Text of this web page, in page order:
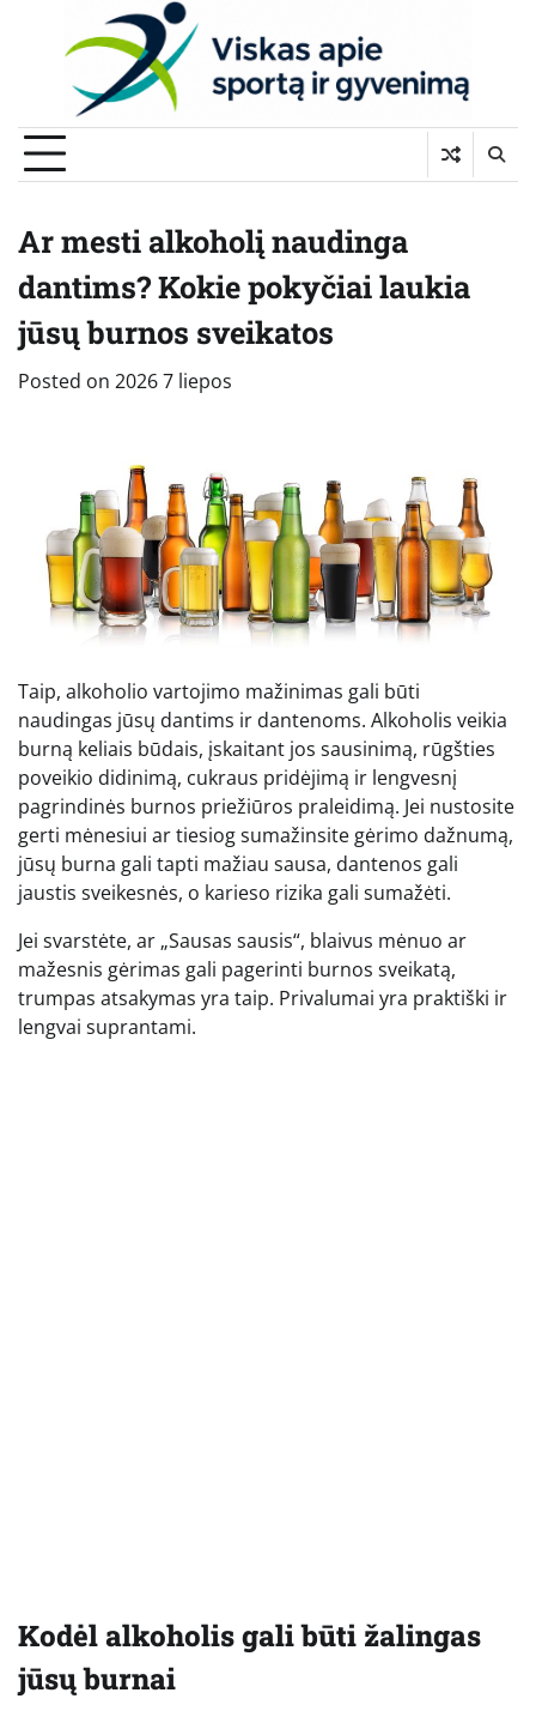
Ar mesti alkoholį naudinga
dantims? Kokie pokyčiai laukia
jūsų burnos sveikatos
Posted on 2026 7 liepos
Taip, alkoholio vartojimo mažinimas gali būti
naudingas jūsų dantims ir dantenoms. Alkoholis veikia
burną keliais būdais, įskaitant jos sausinimą, rūgšties
poveikio didinimą, cukraus pridėjimą ir lengvesnį
pagrindinės burnos priežiūros praleidimą. Jei nustosite
gerti mėnesiui ar tiesiog sumažinsite gėrimo dažnumą,
jūsų burna gali tapti mažiau sausa, dantenos gali
jaustis sveikesnės, o karieso rizika gali sumažėti.
Jei svarstėte, ar „Sausas sausis“, blaivus mėnuo ar
mažesnis gėrimas gali pagerinti burnos sveikatą,
trumpas atsakymas yra taip. Privalumai yra praktiški ir
lengvai suprantami.
Kodėl alkoholis gali būti žalingas
jūsų burnai